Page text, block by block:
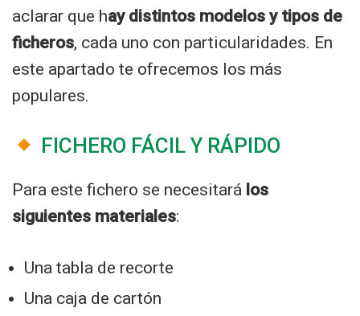
aclarar que hay distintos modelos y tipos de
ficheros, cada uno con particularidades. En
este apartado te ofrecemos los más
populares.
FICHERO FÁCIL Y RÁPIDO
Para este fichero se necesitará los
siguientes materiales:
Una tabla de recorte
Una caja de cartón